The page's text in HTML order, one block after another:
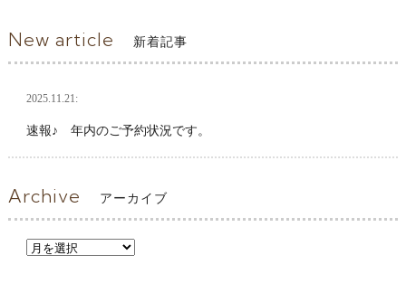
New article 新着記事
2025.11.21:
速報♪ 年内のご予約状況です。
Archive アーカイブ